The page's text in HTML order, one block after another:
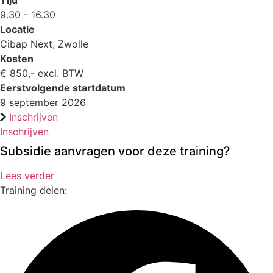
9.30 - 16.30
Locatie
Cibap Next, Zwolle
Kosten
€ 850,- excl. BTW
Eerstvolgende startdatum
9 september 2026
Inschrijven
Inschrijven
Subsidie aanvragen voor deze training?
Lees verder
Training delen: